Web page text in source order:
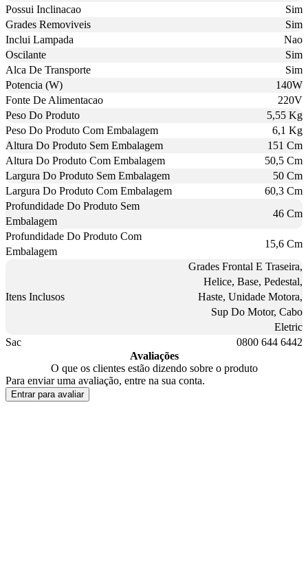
Possui Inclinacao
Sim
Grades Removiveis
Sim
Inclui Lampada
Nao
Oscilante
Sim
Alca De Transporte
Sim
Potencia (W)
140W
Fonte De Alimentacao
220V
Peso Do Produto
5,55 Kg
Peso Do Produto Com Embalagem
6,1 Kg
Altura Do Produto Sem Embalagem
151 Cm
Altura Do Produto Com Embalagem
50,5 Cm
Largura Do Produto Sem Embalagem
50 Cm
Largura Do Produto Com Embalagem
60,3 Cm
Profundidade Do Produto Sem
Embalagem
46 Cm
Profundidade Do Produto Com
Embalagem
15,6 Cm
Itens Inclusos
Grades Frontal E Traseira,
Helice, Base, Pedestal,
Haste, Unidade Motora,
Sup Do Motor, Cabo
Eletric
Sac
0800 644 6442
Avaliações
O que os clientes estão dizendo sobre o produto
Para enviar uma avaliação, entre na sua conta.
Entrar para avaliar